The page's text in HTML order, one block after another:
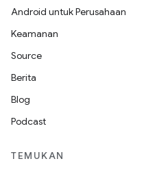
Android untuk Perusahaan
Keamanan
Source
Berita
Blog
Podcast
TEMUKAN